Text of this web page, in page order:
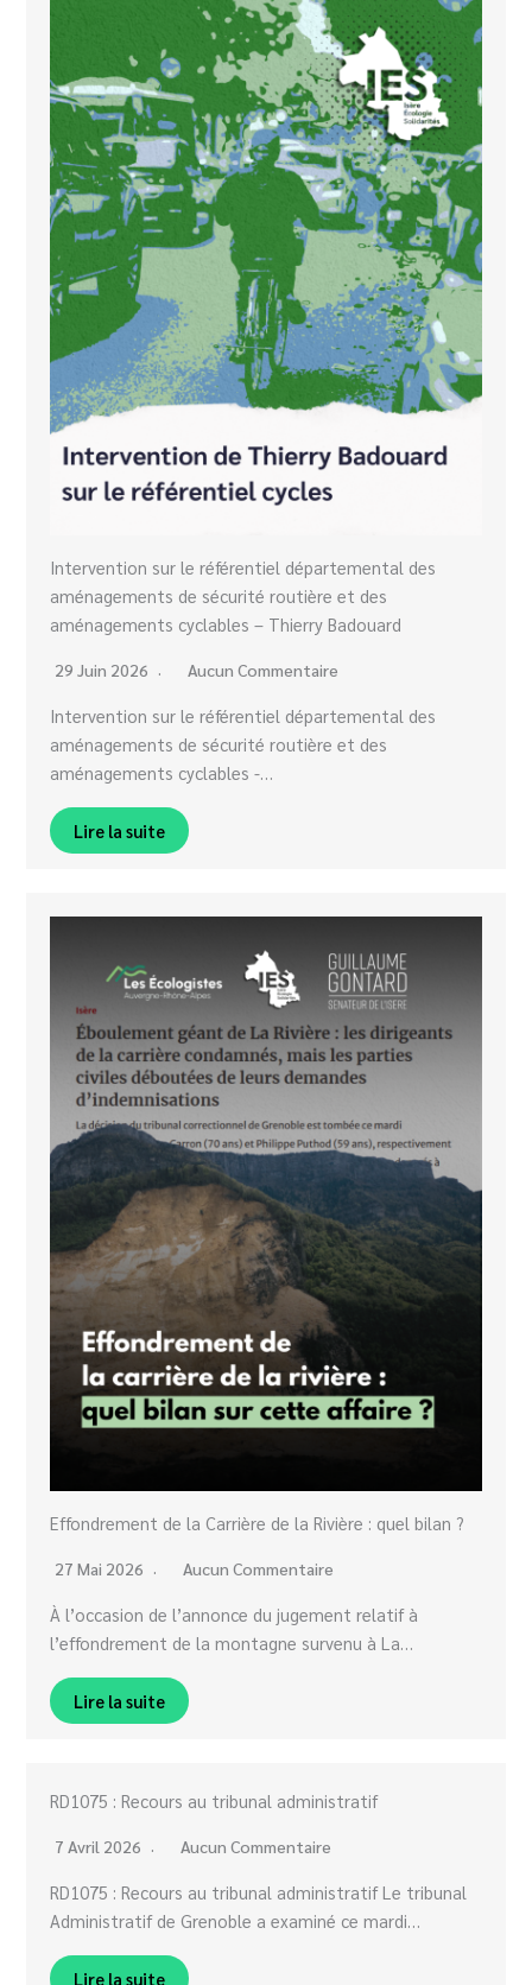
Intervention sur le référentiel départemental des
aménagements de sécurité routière et des
aménagements cyclables – Thierry Badouard
29 Juin 2026 Aucun Commentaire
Intervention sur le référentiel départemental des
aménagements de sécurité routière et des
aménagements cyclables -…
Lire la suite
Effondrement de la Carrière de la Rivière : quel bilan ?
27 Mai 2026 Aucun Commentaire
À l’occasion de l’annonce du jugement relatif à
l’effondrement de la montagne survenu à La…
Lire la suite
RD1075 : Recours au tribunal administratif
7 Avril 2026 Aucun Commentaire
RD1075 : Recours au tribunal administratif Le tribunal
Administratif de Grenoble a examiné ce mardi…
Lire la suite